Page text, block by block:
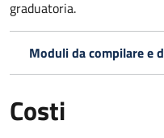
graduatoria.
Moduli da compilare e
Costi